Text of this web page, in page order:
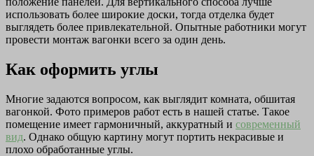
использовать более широкие доски, тогда отделка будет
выглядеть более привлекательной. Опытные работники могут
провести монтаж вагонки всего за один день.
Как оформить углы
Многие задаются вопросом, как выглядит комната, обшитая
вагонкой. Фото примеров работ есть в нашей статье. Такое
помещение имеет гармоничный, аккуратный и современный
вид. Однако общую картину могут портить некрасивые и
плохо обработанные углы.